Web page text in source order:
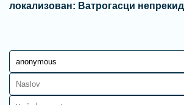
локализован: Ватрогасци